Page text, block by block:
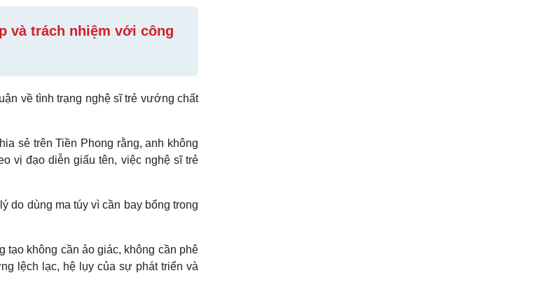
và trách nhiệm với công
về tình trạng nghệ sĩ trẻ vướng chất
sẻ trên Tiền Phong rằng, anh không
vị đạo diễn giấu tên, việc nghệ sĩ trẻ
do dùng ma túy vì cần bay bổng trong
tạo không cần ảo giác, không cần phê
lệch lạc, hệ lụy của sự phát triển và